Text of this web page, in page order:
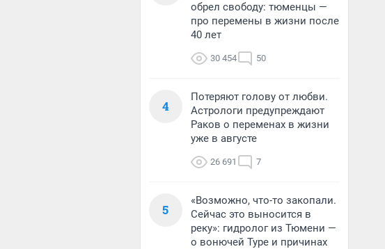
обрел свободу: тюменцы —
про перемены в жизни после
40 лет
30 454 50
4
Потеряют голову от любви.
Астрологи предупреждают
Раков о переменах в жизни
уже в августе
26 691 7
5
«Возможно, что-то закопали.
Сейчас это выносится в
реку»: гидролог из Тюмени —
о вонючей Туре и причинах